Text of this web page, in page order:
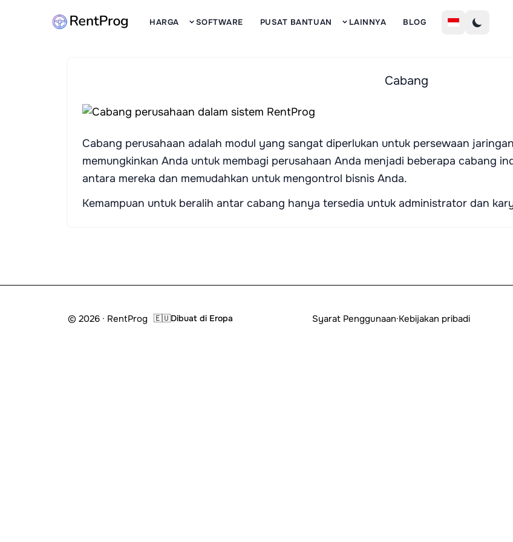
HARGA SOFTWARE PUSAT BANTUAN LAINNYA BLOG
Cabang
Cabang perusahaan adalah modul yang sangat diperlukan untuk persewaan
memungkinkan Anda untuk membagi perusahaan Anda menjadi beberapa cabang
antara mereka dan memudahkan untuk mengontrol bisnis Anda.
Kemampuan untuk beralih antar cabang hanya tersedia untuk administrator dan
© 2026 · RentProg 🇪🇺Dibuat di Eropa Syarat Penggunaan·Kebijakan pribadi